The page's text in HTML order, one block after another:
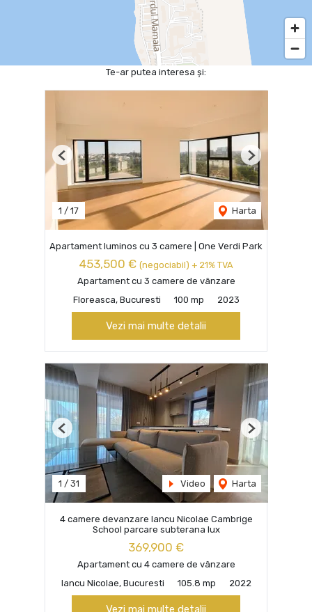
Te-ar putea interesa și:
1 / 17 Harta
Previous Next
Apartament luminos cu 3 camere | One Verdi Park
453,500 € (negociabil) + 21% TVA
Apartament cu 3 camere de vânzare
Floreasca, Bucuresti
100 mp 2023
Vezi mai multe detalii
1 / 31 Video Harta
Previous Next
4 camere devanzare Iancu Nicolae Cambrige
School parcare subterana lux
369,900 €
Apartament cu 4 camere de vânzare
Iancu Nicolae, Bucuresti
105.8 mp 2022
Vezi mai multe detalii